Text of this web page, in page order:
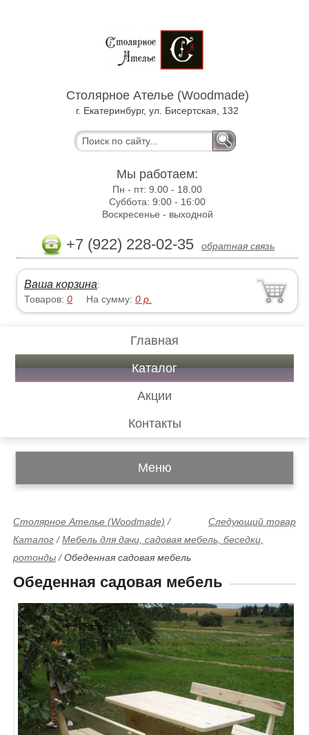
Столярное Ателье (Woodmade)
г. Екатеринбург, ул. Бисертская, 132
Мы работаем:
Пн - пт:9.00 - 18.00
Суббота:9:00 - 16:00
Воскресенье - выходной
+7 (922) 228-02-35 обратная связь
Ваша корзина:
Товаров:0 На сумму:0 р.
Главная
Каталог
Акции
Контакты
Меню
Следующий товар
Столярное Ателье (Woodmade) /
Каталог /Мебель для дачи, садовая мебель, беседки,
ротонды /Обеденная садовая мебель
Обеденная садовая мебель